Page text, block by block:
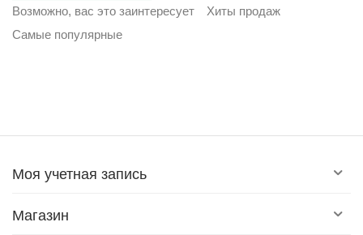
Возможно, вас это заинтересует
Хиты продаж
Самые популярные
Моя учетная запись
Магазин